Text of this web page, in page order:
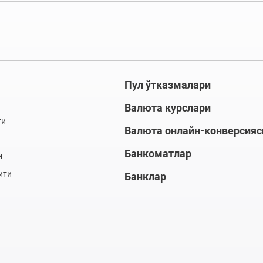
Пул ўтказмалари
Валюта курслари
Валюта онлайн-
Банкоматлар
Банклар